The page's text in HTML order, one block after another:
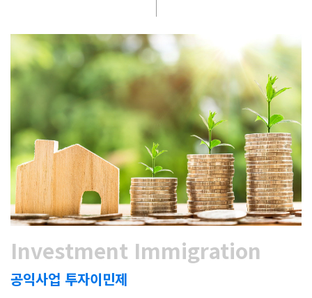
Investment Immigration
공익사업 투자이민제